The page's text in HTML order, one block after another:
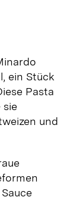
ein Stück
Pasta
und